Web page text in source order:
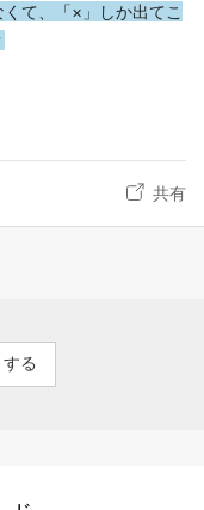
て、「×」しか出てこ
共有
る